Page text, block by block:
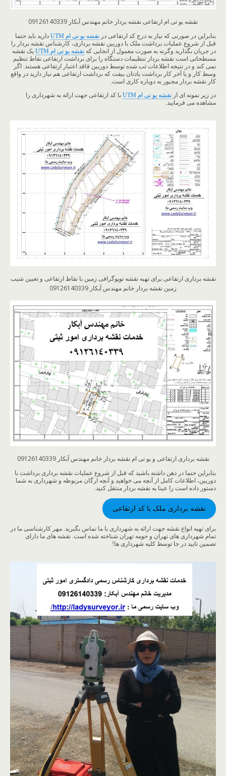
نقشه یو تی ام ارتفاعی نقشه بردار خانم مهندس آبکار 09126140339
بنابراین در صورتی که نیاز به درج کد ارتفاعی در نقشه یو تی ام UTM
دارید باید حتما
قبل از شروع عملیات برداشت ملک با دوربین نقشه برداری، کارشناس نقشه بردار را
در جریان بگذارید وگرنه به صورت معمول از انجایی که نقشه یو تی ام UTM
یک نقشه
مسطحاتی است نقشه بردار تنظیمات دستگاه را برای برداشت ارتفاعی نقاط تنظیم
نمی کند و در نتیجه اطلاعات ثب شده توسط دوربین فاقد اعتبار ارتفاعی هستند. اگر
وسط کار و یا آخر کار برداشت یادتان بیفت که برداشت ارتفاعی هم نیاز دارید در واقع
کار نقشه بردار مجبور به دوباره کاری است.
در زیر نمونه ای از نقشه یو تی ام UTM
با کد ارتفاعی جهت ارائه به شهرداری را
مشاهده می فرمایید.
نقشه برداری ارتفاعی برای تهیه نقشه توپوگرافی زمین با نقاط ارتفاعی و تعیین شیب
زمین نقشه بردار خانم مهندس آبکار 09126140339
نقشه برداری ارتفاعی و یو تی ام نقشه بردار خانم مهندس آبکار 09126140339
بنابراین حتما در ذهن داشته باشید که قبل از شروع عملیات نقشه برداری برداشت با
دوربین، اطلاعات کامل از آنچه می خواهید و آنچه ارگان مربوطه و شهرداری به شما
دستور داده است را عینا به نقشه بردار منتقل کنید.
نقشه برداری ملک با کد ارتفاعی
برای تهیه انواع نقشه جهت ارائه به شهرداری با ما تماس بگیرید. مهر کارشناسی ما در
تمام شهرداری های تهران و حومه تهران شناخته شده است. نقشه های ما دارای
تضمین تایید در جا توسط کلیه شهرداری ها!